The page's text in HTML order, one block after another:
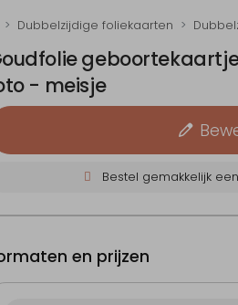
Dubbelzijdige foliekaarten Dubbelzijdige
- meisje
Bestel gemakkelijk
en prijzen